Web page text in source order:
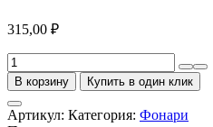
315,00 ₽
Количество
товара
Фонарь
аккумуляторный
В корзину Купить в один клик
Артикул: Категория: Фонари